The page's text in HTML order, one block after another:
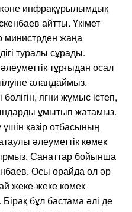
инфрақұрылымдық
айтты. Үкімет
министрден жаңа
туралы сұрады.
тұрғыдан осал
алаңдаймыз.
яғни жұмыс істеп,
ұмытып жатамыз.
қазір отбасының
әлеуметтік көмек
Санаттар бойынша
Осы орайда ол әр
жеке-жеке көмек
Бірақ бұл бастама әлі де